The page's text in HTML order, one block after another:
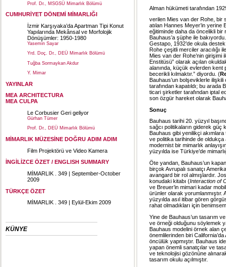
Prof. Dr., MSGSÜ Mimarlık Bölümü
CUMHURİYET DÖNEMİ MİMARLIĞI
İzmir Karşıyaka’da Apartman Tipi Konut
Yapılarında Mekânsal ve Morfolojik
Dönüşümler: 1950-1980
Yasemin Sayar
Yrd. Doç. Dr., DEÜ Mimarlık Bölümü
Tuğba Sormaykan Akdur
Y. Mimar
YAYINLAR
MEA ARCHITECTURA
MEA CULPA
Le Corbusier Geri geliyor
Gürhan Tümer
Prof. Dr., DEÜ Mimarlık Bölümü
MİMARLIK MÜZESİNE DOĞRU ADIM ADIM
Film Projektörü ve Video Kamera
İNGİLİZCE ÖZET / ENGLISH SUMMARY
MİMARLIK . 349 | September-October
2009
TÜRKÇE ÖZET
MİMARLIK . 349 | Eylül-Ekim 2009
KÜNYE
Alman hükümeti tarafından
verilen Mies van der Rohe, bir
atılan Hannes Meyer’in yerine
eğitiminde daha da öncelikli
Bauhaus’a şüphe ile
Gestapo, 1932’de okula
Rohe çeşitli merciler aracılığı
Mies van der Rohe’nin girişimi
Enstitüsü” olarak açılan
alanında, küçük evlerden kent
becerikli kılmaktır.” diyordu. (
Bauhaus’un bolşeviklerle
tarafından kapatıldı; bu arada
ticari şirketler tarafından iptal
son özgür hareket olarak
Sonuç
Bauhaus tarihi 20. yüzyıl
sağcı politikaların giderek güç
Bauhaus gibi yenilikçi
ve politika tarihinde de oldukça
modernist bir mimarlık
yüzyılda ise Türkiye’de
Öte yandan, Bauhaus’un
birçok Avrupalı sanatçı
avangard bir rol almışlardır.
konudaki kitabı (Interaction of
ve Breuer’in mimari kadar
ürünler olarak yorumlanmıştır.
yüzyılda asıl itibar gören
rahat olmadıkları için
Yine de Bauhaus’un tasarım
ve örneği olduğunu söylemek
Bauhaus modelini örnek alan
önemlilerinden biri
öncülük yapmıştır. Bauhaus
yapan önemli sanatçılar ve
ve teknolojisi gözönüne
tasarım okulu açılmıştır.